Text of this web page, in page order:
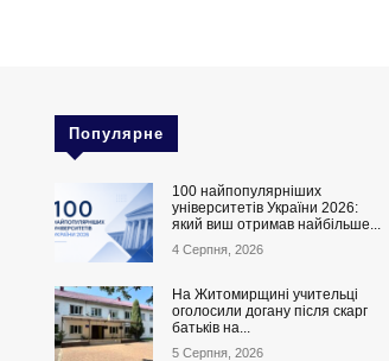
Популярне
100 найпопулярніших
університетів України 2026:
який виш отримав найбільше...
4 Серпня, 2026
На Житомирщині учительці
оголосили догану після скарг
батьків на...
5 Серпня, 2026